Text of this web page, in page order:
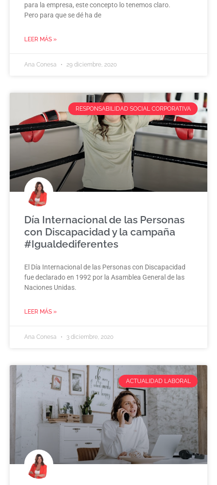
para la empresa, este concepto lo tenemos claro.
Pero para que se dé ha de
LEER MÁS »
Ana Conesa 29 diciembre, 2020
RESPONSABILIDAD SOCIAL CORPORATIVA
Día Internacional de las Personas
con Discapacidad y la campaña
#Igualdediferentes
El Día Internacional de las Personas con Discapacidad
fue declarado en 1992 por la Asamblea General de las
Naciones Unidas.
LEER MÁS »
Ana Conesa 3 diciembre, 2020
ACTUALIDAD LABORAL